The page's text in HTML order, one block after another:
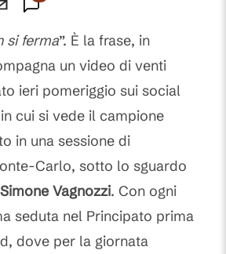
si ferma”. È la frase, in
un video di venti
ieri pomeriggio sui social
cui si vede il campione
in una sessione di
Carlo, sotto lo sguardo
Simone Vagnozzi. Con ogni
seduta nel Principato prima
dove per la giornata